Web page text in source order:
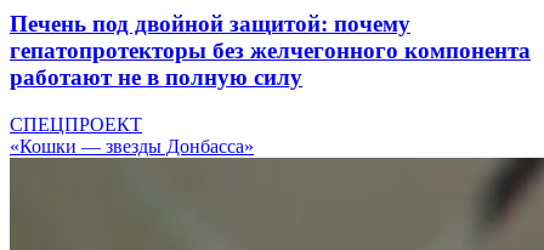
Печень под двойной защитой: почему
гепатопротекторы без желчегонного компонента
работают не в полную силу
СПЕЦПРОЕКТ
«Кошки — звезды Донбасса»